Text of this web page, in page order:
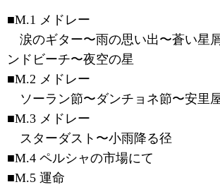
■M.1 メドレー
涙のギター〜雨の思い出〜蒼い星
ンドビーチ〜夜空の星
■M.2 メドレー
ソーラン節〜ダンチョネ節〜安里
■M.3 メドレー
スターダスト〜小雨降る径
■M.4 ペルシャの市場にて
■M.5 運命